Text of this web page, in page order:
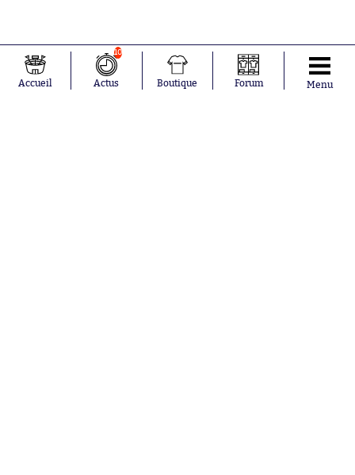
Accueil
10
Actus Boutique Forum Menu